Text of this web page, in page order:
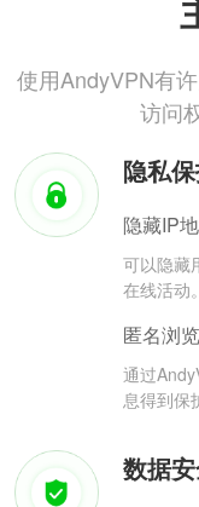
使用AndyVPN有
访问
隐私
隐藏IP
可以隐藏
在线活动。
匿名浏览
通过
息得到保
数据